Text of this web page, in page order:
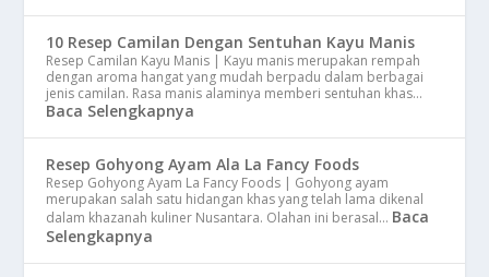
10 Resep Camilan Dengan Sentuhan Kayu Manis
Resep Camilan Kayu Manis | Kayu manis merupakan rempah
dengan aroma hangat yang mudah berpadu dalam berbagai
jenis camilan. Rasa manis alaminya memberi sentuhan khas…
Baca Selengkapnya
Resep Gohyong Ayam Ala La Fancy Foods
Resep Gohyong Ayam La Fancy Foods | Gohyong ayam
merupakan salah satu hidangan khas yang telah lama dikenal
dalam khazanah kuliner Nusantara. Olahan ini berasal… Baca
Selengkapnya